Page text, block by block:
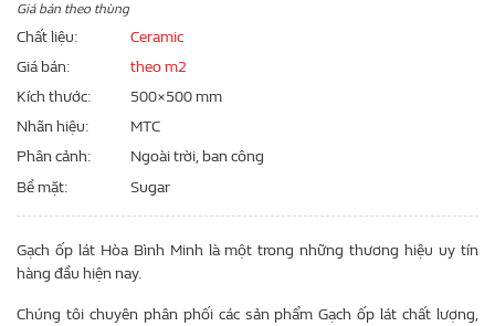
Giá bán theo thùng
Chất liệu
Ceramic
Giá bán
theo m2
Kích thước
500×500 mm
Nhãn hiệu
MTC
Phân cảnh
Ngoài trời, ban công
Bề mặt
Sugar
Gạch ốp lát Hòa Bình Minh là một trong những thương hiệu uy tín
hàng đầu hiện nay.
Chúng tôi chuyên phân phối các sản phẩm Gạch ốp lát chất lượng,